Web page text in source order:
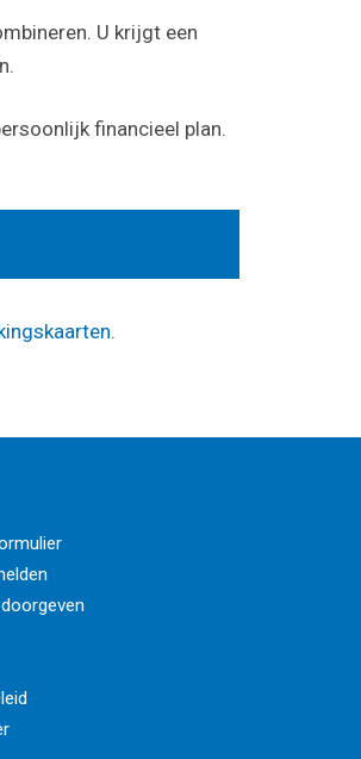
U krijgt een
financieel plan.
.